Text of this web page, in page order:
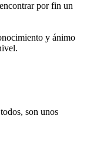
por fin un
y ánimo
son unos